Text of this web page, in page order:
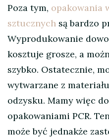
Poza tym, opakowania
sztucznych są bardzo
Wyprodukowanie
kosztuje grosze, a
szybko. Ostatecznie,
wytwarzane z
odzysku. Mamy więc
opakowaniami PCR.
może być jednakże